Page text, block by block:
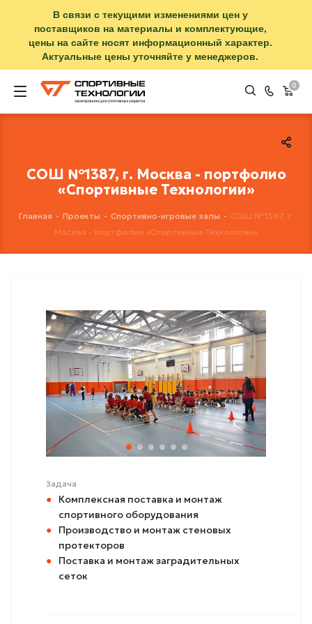
В связи с текущими изменениями цен у
поставщиков на материалы и комплектующие,
цены на сайте носят информационный характер.
Актуальные цены уточняйте у менеджеров.
0
СОШ №1387, г. Москва - портфолио
«Спортивные Технологии»
Главная - Проекты - Спортивно-игровые залы - СОШ №1387, г.
Москва - портфолио «Спортивные Технологии»
Задача
Комплексная поставка и монтаж
спортивного оборудования
Производство и монтаж стеновых
протекторов
Поставка и монтаж заградительных
сеток